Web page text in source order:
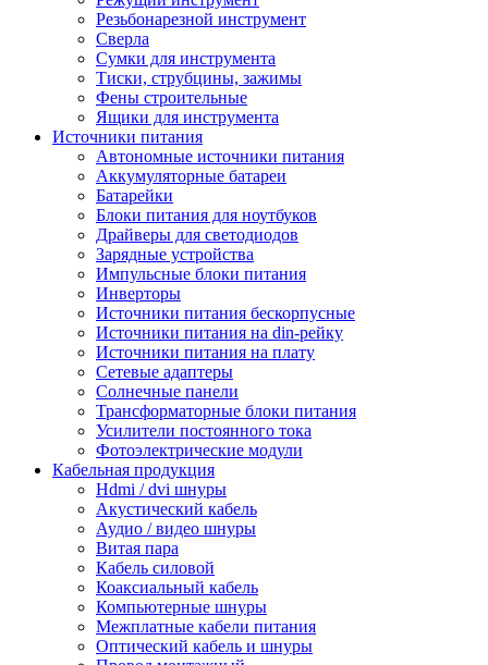
Резьбонарезной инструмент
Сверла
Сумки для инструмента
Тиски, струбцины, зажимы
Фены строительные
Ящики для инструмента
Источники питания
Автономные источники питания
Аккумуляторные батареи
Батарейки
Блоки питания для ноутбуков
Драйверы для светодиодов
Зарядные устройства
Импульсные блоки питания
Инверторы
Источники питания бескорпусные
Источники питания на din-рейку
Источники питания на плату
Сетевые адаптеры
Солнечные панели
Трансформаторные блоки питания
Усилители постоянного тока
Фотоэлектрические модули
Кабельная продукция
Hdmi / dvi шнуры
Акустический кабель
Аудио / видео шнуры
Витая пара
Кабель силовой
Коаксиальный кабель
Компьютерные шнуры
Межплатные кабели питания
Оптический кабель и шнуры